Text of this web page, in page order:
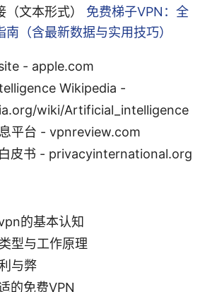
（文本形式） 免费梯子VPN：全
（含最新数据与实用技巧）
- apple.com
Wikipedia -
wiki/Artificial_intelligence
平台 - vpnreview.com
皮书 - privacyinternational.org
的基本认知
型与工作原理
与弊
的免费VPN